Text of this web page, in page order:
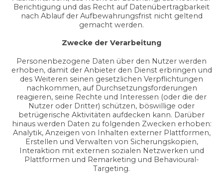
Berichtigung und das Recht auf Datenübertragbarkeit
nach Ablauf der Aufbewahrungsfrist nicht geltend
gemacht werden.
Zwecke der Verarbeitung
Personenbezogene Daten über den Nutzer werden
erhoben, damit der Anbieter den Dienst erbringen und
des Weiteren seinen gesetzlichen Verpflichtungen
nachkommen, auf Durchsetzungsforderungen
reagieren, seine Rechte und Interessen (oder die der
Nutzer oder Dritter) schützen, böswillige oder
betrügerische Aktivitäten aufdecken kann. Darüber
hinaus werden Daten zu folgenden Zwecken erhoben:
Analytik, Anzeigen von Inhalten externer Plattformen,
Erstellen und Verwalten von Sicherungskopien,
Interaktion mit externen sozialen Netzwerken und
Plattformen und Remarketing und Behavioural-
Targeting.